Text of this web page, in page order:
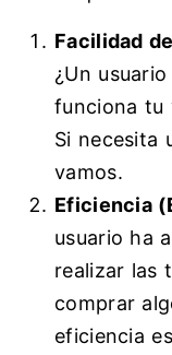
Facilidad
¿Un
funciona tu
Si necesita
vamos.
Eficiencia
usuario ha
realizar las
comprar
eficiencia